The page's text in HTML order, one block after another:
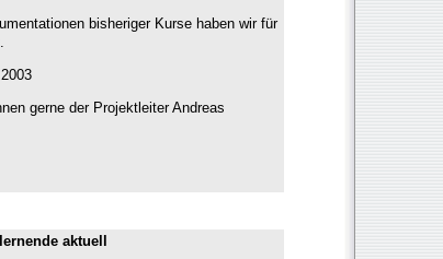
bisheriger Kurse haben wir für
gerne der Projektleiter Andreas
aktuell